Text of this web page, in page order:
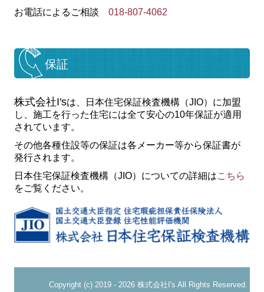
お問合せ
オンライン相談予約
見学会・イベント予約
お電話によるご相談018-807-4062
保証
株式会社I'sは、日本住宅保証検査機構（JIO）に加盟
し、施工を行った住宅には全て安心の10年保証が適用
されています。
その他各種住設等の保証は各メーカー等から保証書が
発行されます。
日本住宅保証検査機構 （JIO）についての詳細はこちら
をご覧ください。
Copyright (c) 2019 - 2026 株式会社I's All Rights Reserved.